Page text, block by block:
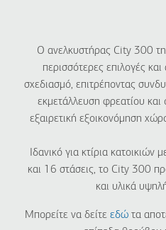
Ο ανελκυστήρας City 300
περισσότερες επιλογές
σχεδιασμό, επιτρέποντας
εκμετάλλευση φρεατίου και
εξαιρετική εξοικονόμηση
Ιδανικό για κτίρια
και 16 στάσεις, το City 300
και υλικά
Μπορείτε να δείτε εδώτα